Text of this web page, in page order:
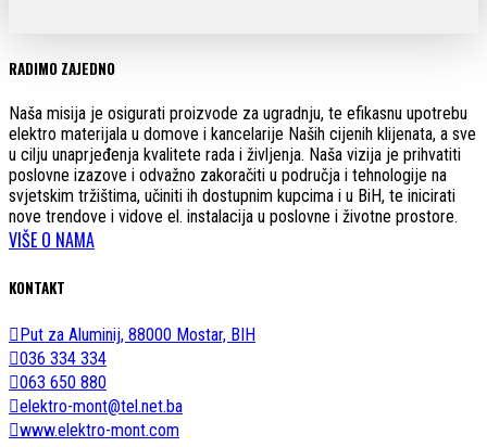
RADIMO ZAJEDNO
Naša misija je osigurati proizvode za ugradnju, te efikasnu upotrebu
elektro materijala u domove i kancelarije Naših cijenih klijenata, a sve
u cilju unaprjeđenja kvalitete rada i življenja. Naša vizija je prihvatiti
poslovne izazove i odvažno zakoračiti u područja i tehnologije na
svjetskim tržištima, učiniti ih dostupnim kupcima i u BiH, te inicirati
nove trendove i vidove el. instalacija u poslovne i životne prostore.
VIŠE O NAMA
KONTAKT
Put za Aluminij, 88000 Mostar, BIH
036 334 334
063 650 880
elektro-mont@tel.net.ba
www.elektro-mont.com